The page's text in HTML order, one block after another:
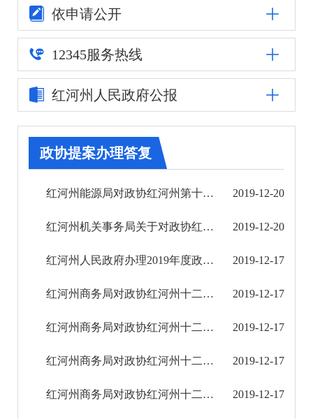
自然资源
公安司法
重点领域信息公开
权责清单
人大代表建议办理答复
政协提案办理答复
依申请公开
12345服务热线
红河州人民政府公报
政协提案办理答复
红河州能源局对政协红河州第十二届第二次会议第256号提案的答复 2019-12-20
红河州机关事务局关于对政协红河州十二届二次会议第23号提案的答复 2019-12-20
红河州人民政府办理2019年度政协提案基本情况 2019-12-17
红河州商务局对政协红河州十二届二次会议第274号提案的答复 2019-12-17
红河州商务局对政协红河州十二届二次会议第273号提案的答复 2019-12-17
红河州商务局对政协红河州十二届二次会议第271号提案的答复 2019-12-17
红河州商务局对政协红河州十二届二次会议第269号提案的答复 2019-12-17